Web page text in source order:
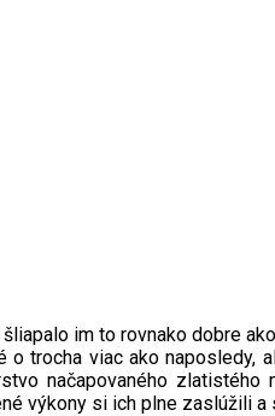
im to rovnako dobre
trocha viac ako
načapovaného
výkony si ich plne zaslúžili